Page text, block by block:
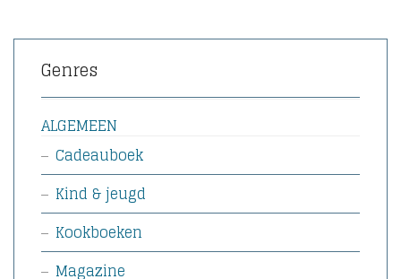
Genres
ALGEMEEN
Cadeauboek
Kind & jeugd
Kookboeken
Magazine